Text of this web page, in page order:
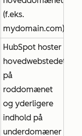
(f.eks.
mydomain.com)
HubSpot hoster
hovedwebstedet
på
roddomænet
og yderligere
indhold på
underdomæner